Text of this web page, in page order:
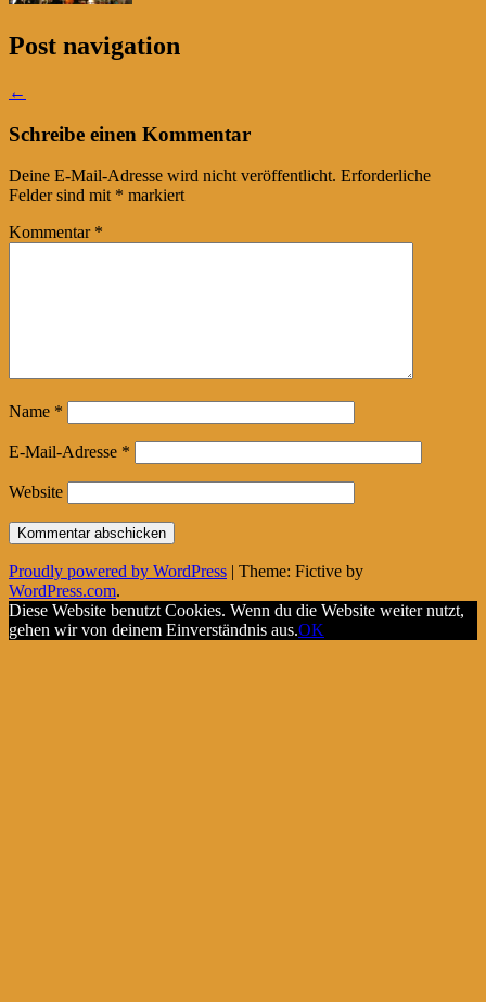
Post navigation
←
Schreibe einen Kommentar
Deine E-Mail-Adresse wird nicht veröffentlicht. Erforderliche
Felder sind mit * markiert
Kommentar *
Name *
E-Mail-Adresse *
Website
Proudly powered by WordPress | Theme: Fictive by
WordPress.com.
Diese Website benutzt Cookies. Wenn du die Website weiter nutzt,
gehen wir von deinem Einverständnis aus.OK